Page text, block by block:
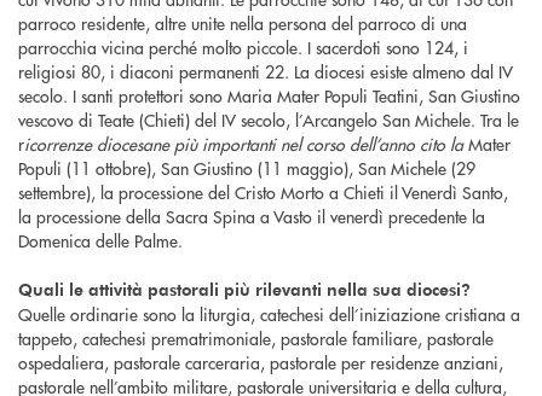
parroco residente, altre unite nella persona del parroco di una
parrocchia vicina perché molto piccole. I sacerdoti sono 124, i
religiosi 80, i diaconi permanenti 22. La diocesi esiste almeno dal IV
secolo. I santi protettori sono Maria Mater Populi Teatini, San Giustino
vescovo di Teate (Chieti) del IV secolo, l’Arcangelo San Michele. Tra le
ricorrenze diocesane più importanti nel corso dell’anno cito laMater
Populi (11 ottobre), San Giustino (11 maggio), San Michele (29
settembre), la processione del Cristo Morto a Chieti il Venerdì Santo,
la processione della Sacra Spina a Vasto il venerdì precedente la
Domenica delle Palme.
Quali le attività pastorali più rilevanti nella sua diocesi?
Quelle ordinarie sono la liturgia, catechesi dell’iniziazione cristiana a
tappeto, catechesi prematrimoniale, pastorale familiare, pastorale
ospedaliera, pastorale carceraria, pastorale per residenze anziani,
pastorale nell’ambito militare, pastorale universitaria e della cultura,